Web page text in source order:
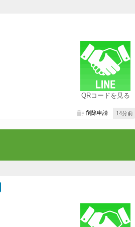
QRコードを見る
14分前
削除申請